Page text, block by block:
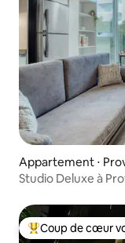
Appartement ⋅
Studio Deluxe à
Coups de cœur
Coup de cœur